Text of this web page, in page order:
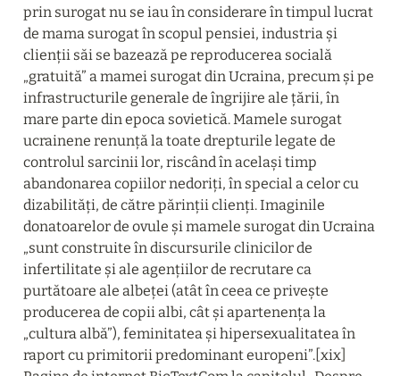
prin surogat nu se iau în considerare în timpul lucrat
de mama surogat în scopul pensiei, industria și
clienții săi se bazează pe reproducerea socială
„gratuită” a mamei surogat din Ucraina, precum și pe
infrastructurile generale de îngrijire ale țării, în
mare parte din epoca sovietică. Mamele surogat
ucrainene renunță la toate drepturile legate de
controlul sarcinii lor, riscând în același timp
abandonarea copiilor nedoriți, în special a celor cu
dizabilități, de către părinții clienți. Imaginile
donatoarelor de ovule și mamele surogat din Ucraina
„sunt construite în discursurile clinicilor de
infertilitate și ale agențiilor de recrutare ca
purtătoare ale albeței (atât în ceea ce privește
producerea de copii albi, cât și apartenența la
„cultura albă”), feminitatea și hipersexualitatea în
raport cu primitorii predominant europeni”.[xix]